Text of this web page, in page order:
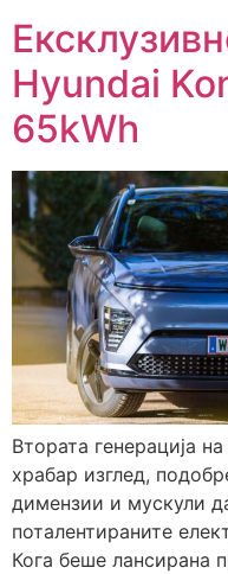
Hyundai
65kWh
Втората генерација
храбар изглед,
димензии и мускули
поталентираните
Кога беше лансирана